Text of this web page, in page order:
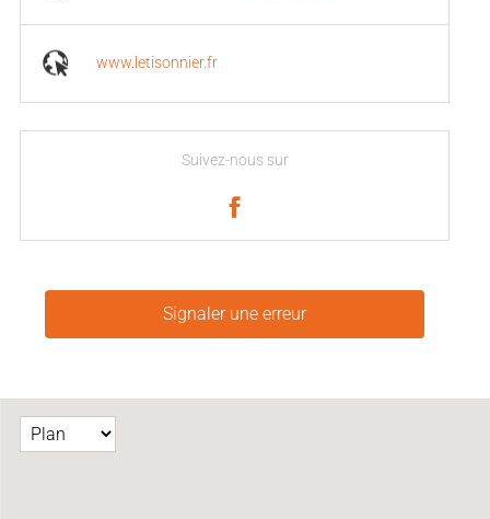
www.letisonnier.fr
Suivez-nous sur
Signaler une erreur